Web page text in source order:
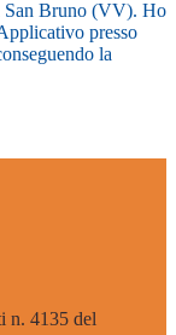
San Bruno (VV). Ho
presso
la
n. 4135 del